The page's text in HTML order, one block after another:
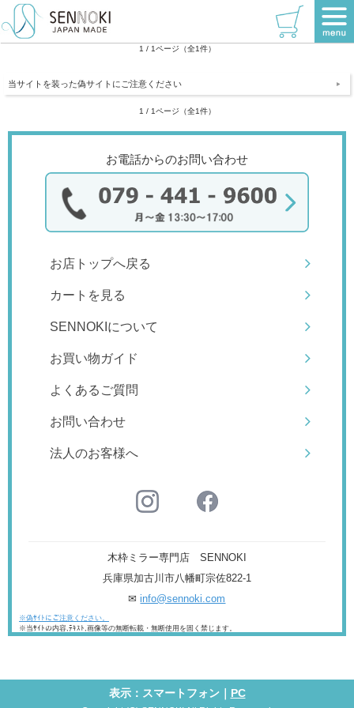
偽サイトにご注意ください
1 / 1ページ（全1件）
当サイトを装った偽サイトにご注意ください
1 / 1ページ（全1件）
お電話からのお問い合わせ
お店トップへ戻る
カートを見る
SENNOKIについて
お買い物ガイド
よくあるご質問
お問い合わせ
法人のお客様へ
木枠ミラー専門店 SENNOKI
兵庫県加古川市八幡町宗佐822-1
✉info@sennoki.com
※偽ｻｲﾄにご注意ください。
※当ｻｲﾄの内容,ﾃｷｽﾄ,画像等の無断転載・無断使用を固く禁じます。
表示：スマートフォン｜ PC